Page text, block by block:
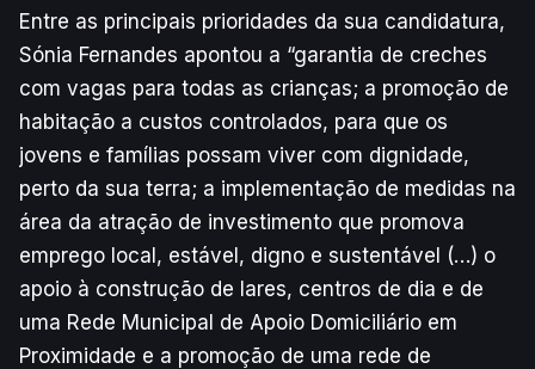
Entre as principais prioridades da sua candidatura,
Sónia Fernandes apontou a “garantia de creches
com vagas para todas as crianças; a promoção de
habitação a custos controlados, para que os
jovens e famílias possam viver com dignidade,
perto da sua terra; a implementação de medidas na
área da atração de investimento que promova
emprego local, estável, digno e sustentável (…) o
apoio à construção de lares, centros de dia e de
uma Rede Municipal de Apoio Domiciliário em
Proximidade e a promoção de uma rede de